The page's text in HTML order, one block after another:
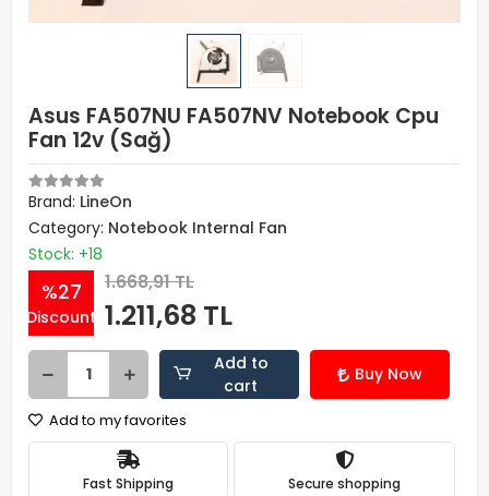
Asus FA507NU FA507NV Notebook Cpu
Fan 12v (Sağ)
Brand: LineOn
Category: Notebook Internal Fan
Stock: +18
%27
Discount
1.668,91 TL
1.211,68 TL
Add to
cart
Buy Now
Add to my favorites
Fast Shipping Secure shopping